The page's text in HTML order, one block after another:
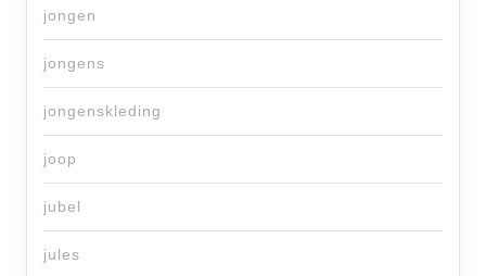
jongen
jongens
jongenskleding
joop
jubel
jules